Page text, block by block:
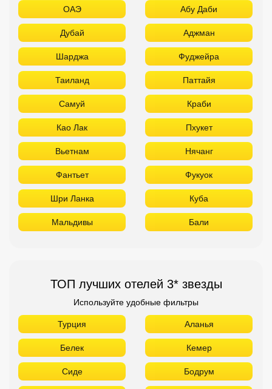
ОАЭ Абу Даби
Дубай Аджман
Шарджа Фуджейра
Таиланд Паттайя
Самуй Краби
Као Лак Пхукет
Вьетнам Нячанг
Фантьет Фукуок
Шри Ланка Куба
Мальдивы Бали
ТОП лучших отелей 3* звезды
Используйте удобные фильтры
Турция Аланья
Белек Кемер
Сиде Бодрум